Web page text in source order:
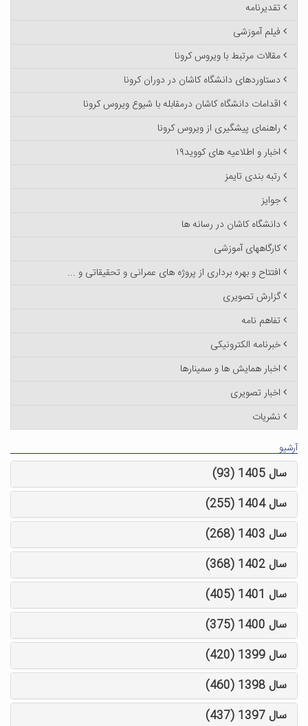
تقدیرنامه
فیلم آموزشی
مقالات مرتبط با ویروس کرونا
دستاوردهای دانشگاه کاشان در دوران کرونا
اقدامات دانشگاه کاشان درمقابله با شیوع ویروس کرونا
راهنمای پیشگیری از ویروس کرونا
اخبار و اطلاعیه های کووید۱۹
رتبه بندی تایمز
جوایز
دانشگاه کاشان در رسانه ها
کارگاههای آموزشی
افتتاح و بهره برداری از پروژه های عمرانی و تحقیقاتی و ...
گزارش تصویری
تفاهم نامه
خبرنامه الکترونیکی
اخبار همایش ها و سمینارها
اخبار تصویری
نشریات
آرشیو
سال 1405 (93)
سال 1404 (255)
سال 1403 (268)
سال 1402 (368)
سال 1401 (405)
سال 1400 (375)
سال 1399 (420)
سال 1398 (460)
سال 1397 (437)